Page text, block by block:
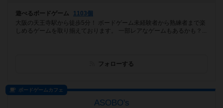
遊べるボードゲーム
1103個
大阪の天王寺駅から徒歩5分！ ボードゲーム未経験者から熟練者まで楽
しめるゲームを取り揃えております。 一部レアなゲームもあるかも？...
フォローする
ボードゲームカフェ
ASOBO's